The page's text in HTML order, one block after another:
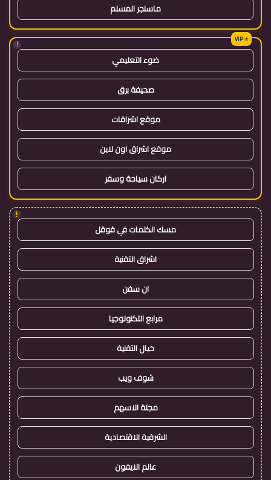
ماسنجر المسلم
!
ضوء التعليمي
صحيفة برق
موقع اشراقات
موقع اشراق اون لاين
اركان سياحة وسفر
!
مسك الكلمات في قوقل
اشراق التقنية
ان سفن
مرابع التكنولوجيا
خيال التقنية
شوف ويب
مجلة الاسهم
الشرقية الاقتصادية
عالم الايفون